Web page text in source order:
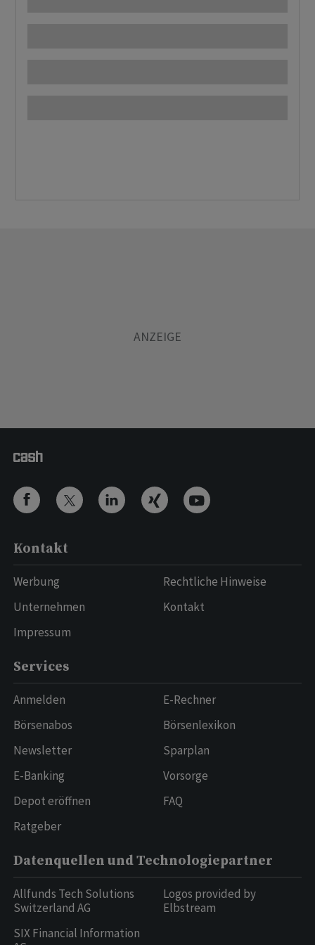
Kontakt
Werbung
Unternehmen
Impressum
Rechtliche Hinweise
Kontakt
Services
Anmelden
Börsenabos
Newsletter
E-Banking
Depot eröffnen
Ratgeber
E-Rechner
Börsenlexikon
Sparplan
Vorsorge
FAQ
Datenquellen und Technologiepartner
Allfunds Tech Solutions
Switzerland AG
SIX Financial Information
Logos provided by
Elbstream